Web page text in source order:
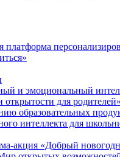
и эмоциональный
для родителей»
образовательных
интеллекта для
акция «Добрый